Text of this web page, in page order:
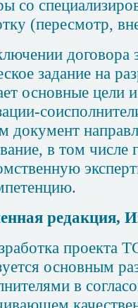
со
(пересмотр,
договора
задание на
основные цели
документ
в том числе
редакция,
проекта
основным
в